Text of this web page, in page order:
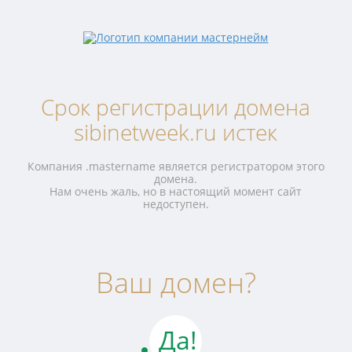
Срок регистрации домена
sibinetweek.ru истек
Компания .mastername является регистратором этого
домена.
Нам очень жаль, но в настоящий момент сайт
недоступен.
Ваш домен?
Да!